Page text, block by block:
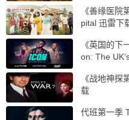
《善缘医院
pital 迅雷下
《英国的下
on: The
《战地神探
载
代班第一季